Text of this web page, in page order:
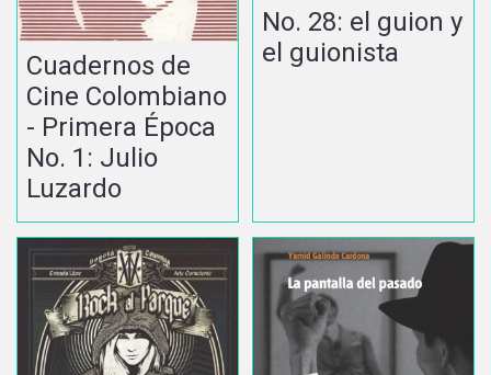
Cuadernos de
Cine Colombiano
- Primera Época
No. 1: Julio
Luzardo
No. 28: el guion y
el guionista